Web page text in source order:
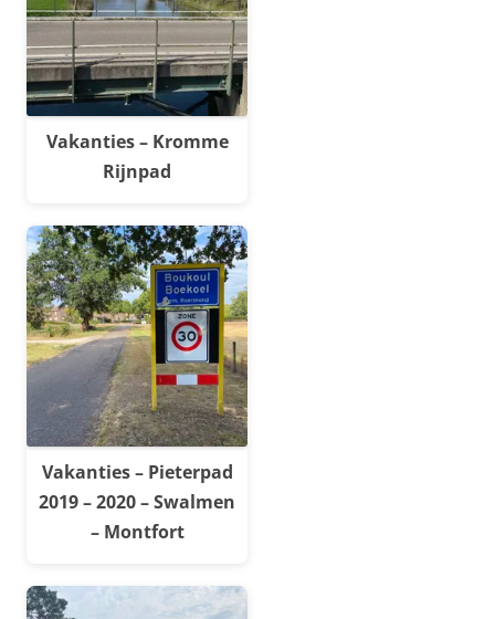
Vakanties – Kromme
Rijnpad
Vakanties – Pieterpad
2019 – 2020 – Swalmen
– Montfort